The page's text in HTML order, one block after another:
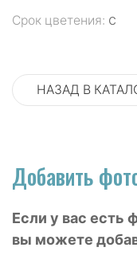
Срок цветения: с
НАЗАД В
Добавить
Если у вас есть
вы можете